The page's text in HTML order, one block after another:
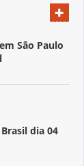
+
São Paulo
dia 04